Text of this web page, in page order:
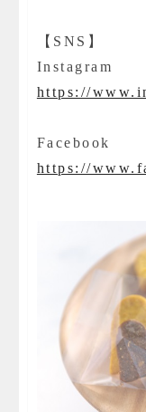
【SNS】
Instagram
https://
Facebook
https://